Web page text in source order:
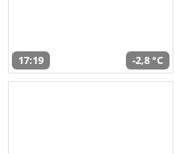
17:19 -2,8 °C